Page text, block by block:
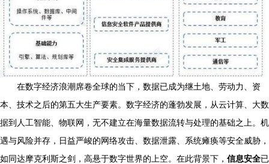
在数字经济浪潮席卷全球的当下，数据已成为继土地、劳动力、资
本、技术之后的第五大生产要素。数字经济的蓬勃发展，从云计算、大数
据到人工智能、物联网，无不建立在海量数据流转与处理的基础之上。机
遇与风险并存，日益严峻的网络攻击、数据泄露、系统瘫痪等安全威胁，
如同达摩克利斯之剑，高悬于数字世界的上空。在此背景下， 信息安全已